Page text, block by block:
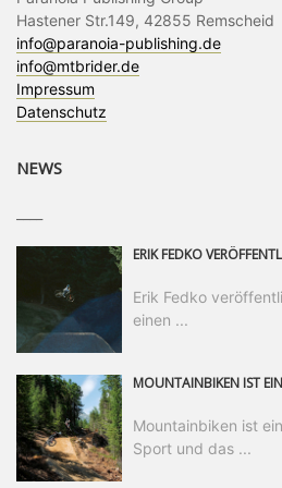
Hastener Str.149, 42855 Remscheid
info@paranoia-publishing.de
info@mtbrider.de
Impressum
Datenschutz
NEWS
Erik Fedko
einen ...
Mountainbiken ist
Sport und das ...